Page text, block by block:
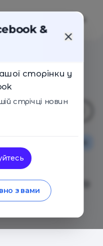
Как не
за своего
&
сторінки у
стрічці новин
з вами